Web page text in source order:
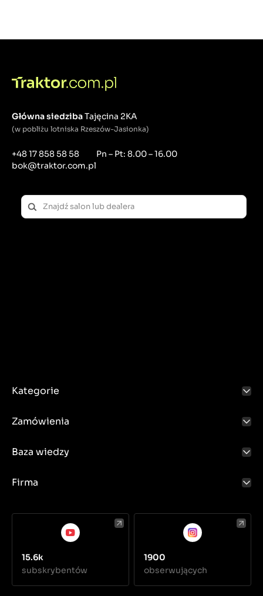
Główna siedzibaTajęcina 2KA
(w pobliżu lotniska Rzeszów-Jasionka)
+48 17 858 58 58
bok@traktor.com.pl
Pn – Pt: 8.00 – 16.00
Kategorie
Zamówienia
Baza wiedzy
Firma
15.6k
subskrybentów
1900
obserwujących